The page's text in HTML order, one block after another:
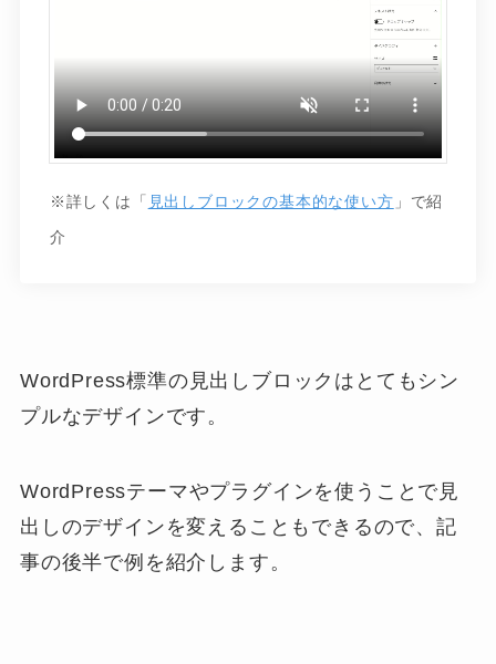
※詳しくは「 見出しブロックの基本的な使い方 」で紹
介
WordPress標準の見出しブロックはとてもシン
プルなデザインです。
WordPressテーマやプラグインを使うことで見
出しのデザインを変えることもできるので、記
事の後半で例を紹介します。